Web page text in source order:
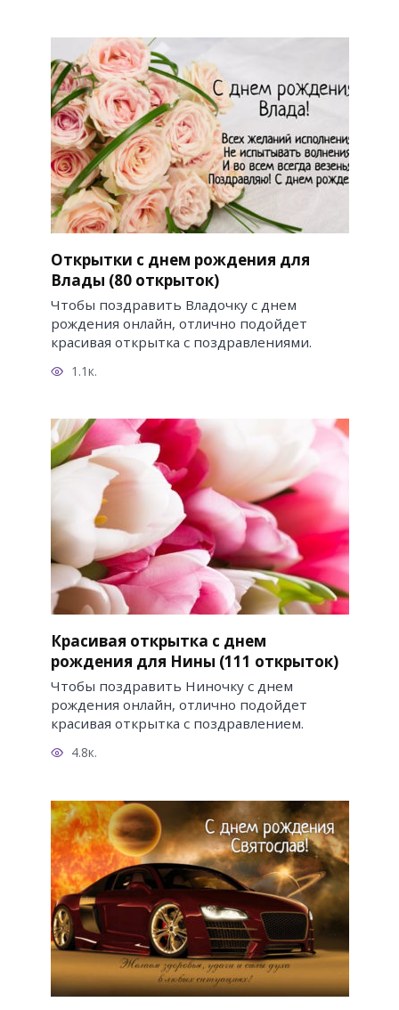
Открытки с днем рождения для
Влады (80 открыток)
Чтобы поздравить Владочку с днем
рождения онлайн, отлично подойдет
красивая открытка с поздравлениями.
1.1к.
Красивая открытка с днем
рождения для Нины (111 открыток)
Чтобы поздравить Ниночку с днем
рождения онлайн, отлично подойдет
красивая открытка с поздравлением.
4.8к.